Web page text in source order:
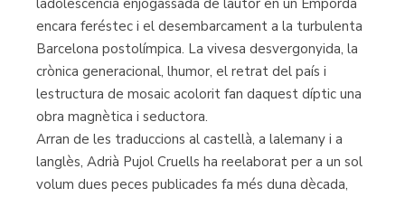
ladolescència enjogassada de lautor en un Empordà
encara feréstec i el desembarcament a la turbulenta
Barcelona postolímpica. La vivesa desvergonyida, la
crònica generacional, lhumor, el retrat del país i
lestructura de mosaic acolorit fan daquest díptic una
obra magnètica i seductora.
Arran de les traduccions al castellà, a lalemany i a
langlès, Adrià Pujol Cruells ha reelaborat per a un sol
volum dues peces publicades fa més duna dècada,